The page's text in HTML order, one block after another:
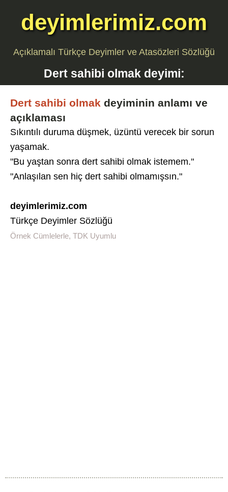
deyimlerimiz.com
Açıklamalı Türkçe Deyimler ve Atasözleri Sözlüğü
Dert sahibi olmakdeyimi:
Dert sahibi olmak deyiminin anlamı ve
açıklaması
Sıkıntılı duruma düşmek, üzüntü verecek bir sorun
yaşamak.
"Bu yaştan sonra dert sahibi olmak istemem."
"Anlaşılan sen hiç dert sahibi olmamışsın."
deyimlerimiz.com
Türkçe Deyimler Sözlüğü
Örnek Cümlelerle, TDK Uyumlu